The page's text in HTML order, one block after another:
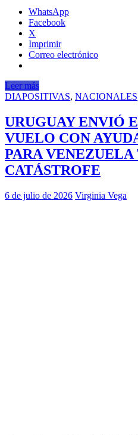
WhatsApp
Facebook
X
Imprimir
Correo electrónico
Leer más
DIAPOSITIVAS, NACIONALES
URUGUAY ENVIÓ
VUELO CON
PARA VENEZUELA
CATÁSTROFE
6 de julio de 2026 Virginia Vega